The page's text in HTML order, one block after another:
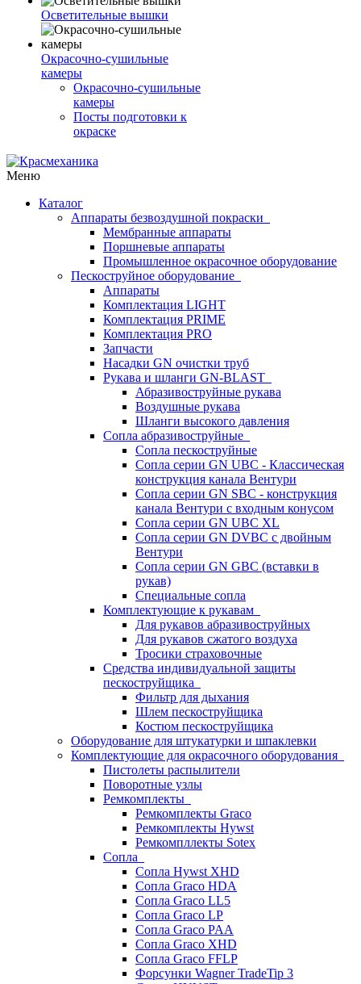
Осветительные вышки
Окрасочно-сушильные
камеры
Окрасочно-сушильные
камеры
Посты подготовки к
окраске
Меню
Каталог
Аппараты безвоздушной покраски
Мембранные аппараты
Поршневые аппараты
Промышленное окрасочное оборудование
Пескоструйное оборудование
Аппараты
Комплектация LIGHT
Комплектация PRIME
Комплектация PRO
Запчасти
Насадки GN очистки труб
Рукава и шланги GN-BLAST
Абразивоструйные рукава
Воздушные рукава
Шланги высокого давления
Сопла абразивоструйные
Сопла пескоструйные
Сопла серии GN UBC - Классическая
конструкция канала Вентури
Сопла серии GN SBC - конструкция
канала Вентури c входным конусом
Сопла серии GN UBC XL
Сопла серии GN DVBC с двойным
Вентури
Сопла серии GN GBC (вставки в
рукав)
Специальные сопла
Комплектующие к рукавам
Для рукавов абразивоструйных
Для рукавов сжатого воздуха
Тросики страховочные
Средства индивидуальной защиты
пескоструйщика
Фильтр для дыхания
Шлем пескоструйщика
Костюм пескоструйщика
Оборудование для штукатурки и шпаклевки
Комплектующие для окрасочного оборудования
Пистолеты распылители
Поворотные узлы
Ремкомплекты
Ремкомплекты Graco
Ремкомплекты Hywst
Ремкомпллекты Sotex
Сопла
Сопла Hywst XHD
Сопла Graco HDA
Сопла Graco LL5
Сопла Graco LP
Сопла Graco PAA
Сопла Graco XHD
Сопла Graco FFLP
Форсунки Wagner TradeTip 3